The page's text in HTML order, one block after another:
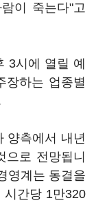
이 죽는다"고
3시에 열릴 예
장하는 업종별
양측에서 내년
로 전망됩니
영계는 동결을
시간당 1만320